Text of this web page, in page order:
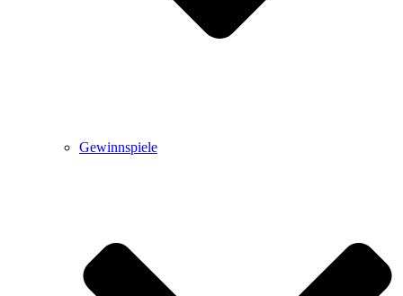
Gewinnspiele